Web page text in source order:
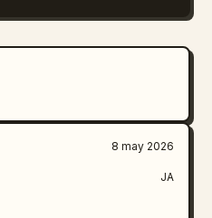
8 may 2026
JA